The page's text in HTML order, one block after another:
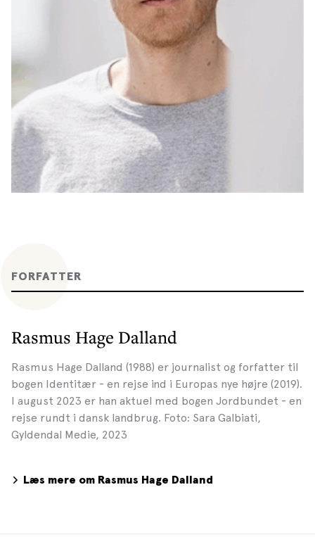
FORFATTER
Rasmus Hage Dalland
Rasmus Hage Dalland (1988) er journalist og forfatter til
bogen Identitær - en rejse ind i Europas nye højre (2019).
I august 2023 er han aktuel med bogen Jordbundet - en
rejse rundt i dansk landbrug. Foto: Sara Galbiati,
Gyldendal Medie, 2023
Læs mere om Rasmus Hage Dalland